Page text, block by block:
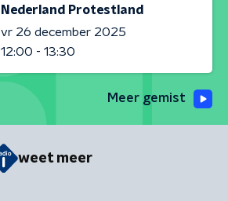
Nederland Protestland
vr 26 december 2025
12:00 - 13:30
Meer gemist
weet meer